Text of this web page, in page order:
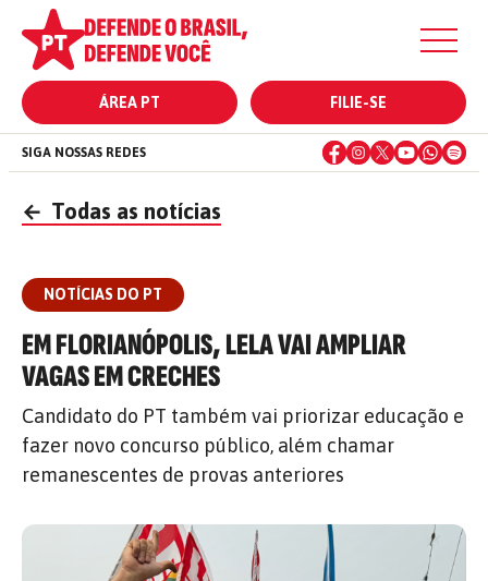
ÁREA PT FILIE-SE
SIGA NOSSAS REDES
← Todas as notícias
NOTÍCIAS DO PT
EM FLORIANÓPOLIS, LELA VAI AMPLIAR
VAGAS EM CRECHES
Candidato do PT também vai priorizar educação e
fazer novo concurso público, além chamar
remanescentes de provas anteriores